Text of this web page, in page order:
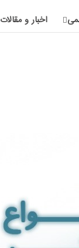
اخبار و مقالات